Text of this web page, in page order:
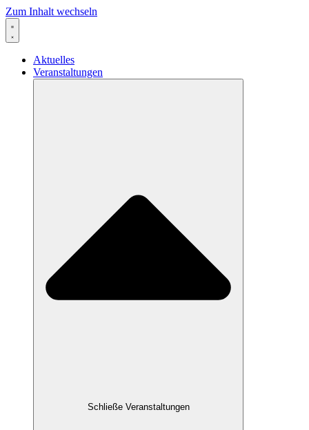
Zum Inhalt wechseln
Aktuelles
Veranstaltungen
Schließe Veranstaltungen